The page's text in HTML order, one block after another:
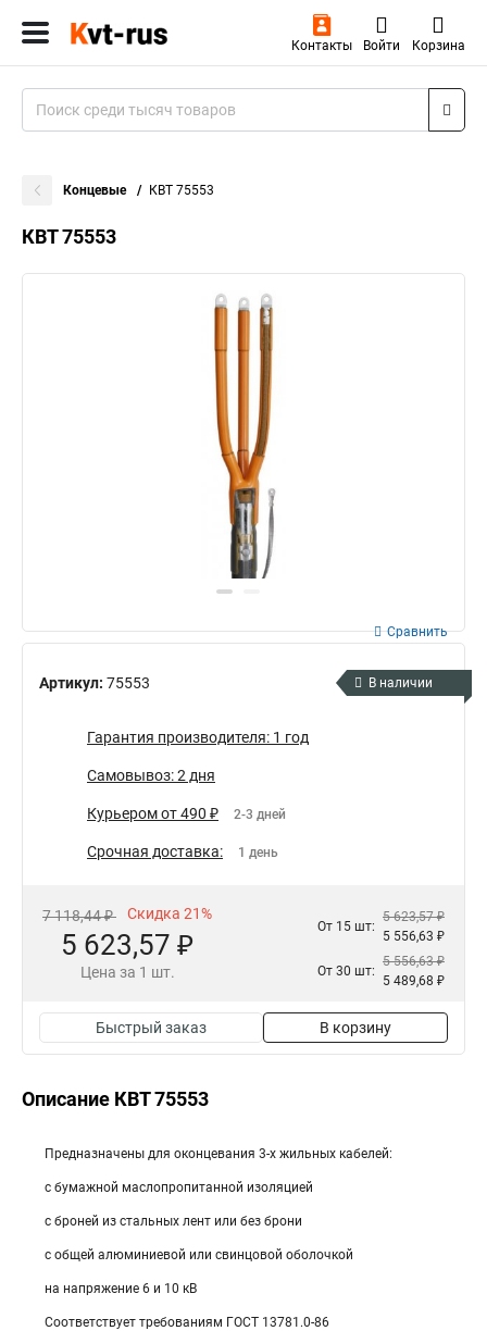
Контакты Войти Корзина
Концевые КВТ 75553
КВТ 75553
Артикул: 75553
Сравнить
В наличии
Гарантия производителя: 1 год
Самовывоз: 2 дня
Курьером от 490 ₽ 2-3 дней
Срочная доставка: 1 день
7 118,44 ₽ Скидка 21%
5 623,57 ₽
Цена за 1 шт.
От 15 шт:
5 623,57 ₽
5 556,63 ₽
От 30 шт:
5 556,63 ₽
5 489,68 ₽
Быстрый заказ В корзину
Описание КВТ 75553
Предназначены для оконцевания 3-х жильных кабелей:
с бумажной маслопропитанной изоляцией
с броней из стальных лент или без брони
с общей алюминиевой или свинцовой оболочкой
на напряжение 6 и 10 кВ
Соответствует требованиям ГОСТ 13781.0-86